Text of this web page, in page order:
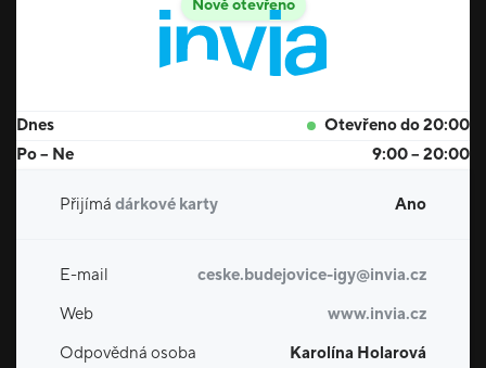
Nově otevřeno
Dnes
Otevřeno do 20:00
Po – Ne
9:00 – 20:00
Přijímá dárkové karty Ano
E-mail
ceske.budejovice-igy@invia.cz
Web
www.invia.cz
Odpovědná osoba
Karolína Holarová